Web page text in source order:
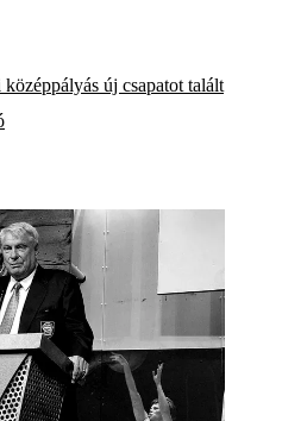
új csapatot talált